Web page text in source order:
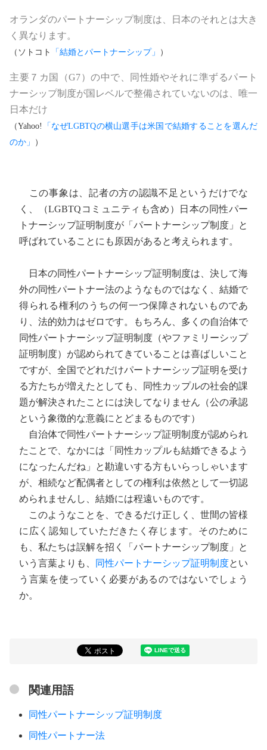
オランダのパートナーシップ制度は、日本のそれとは大き
く異なります。
（ソトコト 「結婚とパートナーシップ」 ）
主要７カ国（G7）の中で、同性婚やそれに準ずるパート
ナーシップ制度が国レベルで整備されていないのは、唯一
日本だけ
（Yahoo!
「なぜLGBTQの横山選手は米国で結婚することを選んだ
のか」
）
この事象は、記者の方の認識不足というだけでな
く、（LGBTQコミュニティも含め）日本の同性パー
トナーシップ証明制度が「パートナーシップ制度」と
呼ばれていることにも原因があると考えられます。
日本の同性パートナーシップ証明制度は、決して海
外の同性パートナー法のようなものではなく、結婚で
得られる権利のうちの何一つ保障されないものであ
り、法的効力はゼロです。もちろん、多くの自治体で
同性パートナーシップ証明制度（やファミリーシップ
証明制度）が認められてきていることは喜ばしいこと
ですが、全国でどれだけパートナーシップ証明を受け
る方たちが増えたとしても、同性カップルの社会的課
題が解決されたことには決してなりません（公の承認
という象徴的な意義にとどまるものです）
自治体で同性パートナーシップ証明制度が認められ
たことで、なかには「同性カップルも結婚できるよう
になったんだね」と勘違いする方もいらっしゃいます
が、相続など配偶者としての権利は依然として一切認
められませんし、結婚には程遠いものです。
このようなことを、できるだけ正しく、世間の皆様
に広く認知していただきたく存じます。そのために
も、私たちは誤解を招く「パートナーシップ制度」と
いう言葉よりも、
同性パートナーシップ証明制度とい
う言葉を使っていく必要があるのではないでしょう
か。
関連用語
同性パートナーシップ証明制度
同性パートナー法